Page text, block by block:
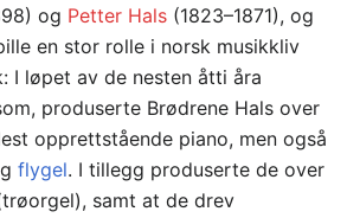
og Petter Hals (1823–1871), og
en stor rolle i norsk musikkliv
I løpet av de nesten åtti åra
produserte Brødrene Hals over
opprettstående piano, men også
flygel. I tillegg produserte de over
samt at de drev